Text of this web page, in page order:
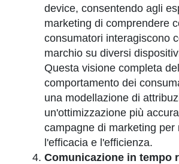
device, consentendo agli
marketing di comprendere
consumatori interagiscono
marchio su diversi
Questa visione completa del
comportamento dei
una modellazione di
un'ottimizzazione più
campagne di marketing per
l'efficacia e l'efficienza.
Comunicazione in tempo